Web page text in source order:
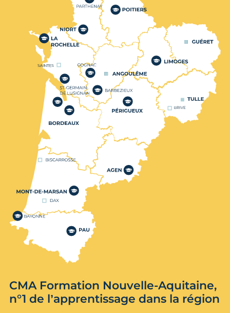
CMA Formation Nouvelle-Aquitaine,
n°1 de l’apprentissage dans la région